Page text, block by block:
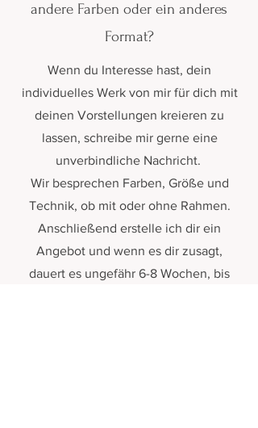
andere Farben oder ein anderes
Format?
Wenn du Interesse hast, dein
individuelles Werk von mir für dich mit
deinen Vorstellungen kreieren zu
lassen, schreibe mir gerne eine
unverbindliche Nachricht.
Wir besprechen Farben, Größe und
Technik, ob mit oder ohne Rahmen.
Anschließend erstelle ich dir ein
Angebot und wenn es dir zusagt,
dauert es ungefähr 6-8 Wochen, bis